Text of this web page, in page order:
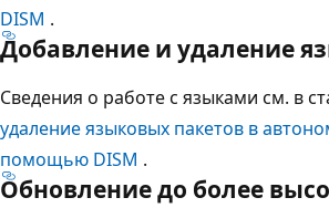
DISM .
Добавление и удаление
Сведения о работе с языками см. в
удаление языковых пакетов в
помощью DISM .
Обновление до более